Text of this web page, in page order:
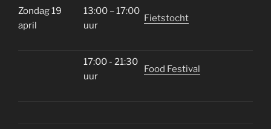
Zondag 19
april
13:00 – 17:00
uur
Fietstocht
17:00 - 21:30
uur
Food Festival